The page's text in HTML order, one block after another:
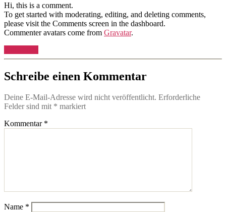
Hi, this is a comment.
To get started with moderating, editing, and deleting comments,
please visit the Comments screen in the dashboard.
Commenter avatars come from Gravatar.
Schreibe einen Kommentar
Deine E-Mail-Adresse wird nicht veröffentlicht. Erforderliche
Felder sind mit * markiert
Kommentar *
Name *